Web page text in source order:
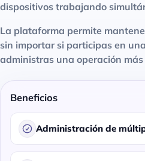
dispositivos trabajando
La plataforma permite
sin importar si participas en
administras una operación
Beneficios
Administración de